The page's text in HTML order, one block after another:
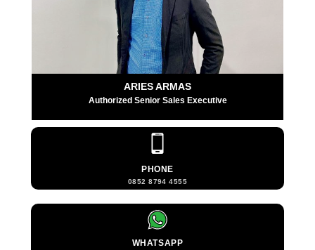
ARIES ARMAS
Authorized Senior Sales Executive
PHONE
0852 8794 4555
WHATSAPP